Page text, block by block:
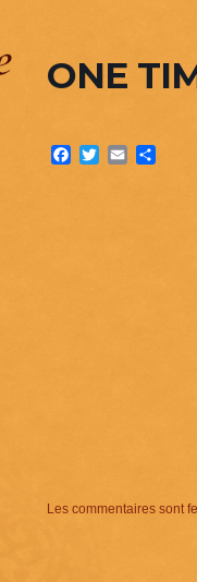
ONE
Facebook
TwitterEmail
Les commentaires sont